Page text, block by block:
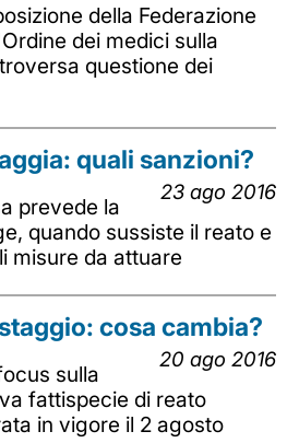
della Federazione
dei medici sulla
questione dei
quali sanzioni?
23 ago 2016
prevede la
quando sussiste il reato e
misure da attuare
cosa cambia?
20 ago 2016
sulla
fattispecie di reato
in vigore il 2 agosto